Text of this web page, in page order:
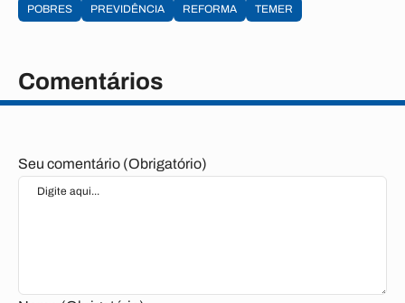
POBRES PREVIDÊNCIA REFORMA TEMER
Comentários
Seu comentário (Obrigatório)